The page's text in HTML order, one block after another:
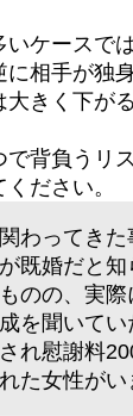
ケースで
相手が独
大きく下が
背負うリ
ださい。
わってきた
既婚だと知
のの、実
を聞いてい
れ慰謝料
た女性がい